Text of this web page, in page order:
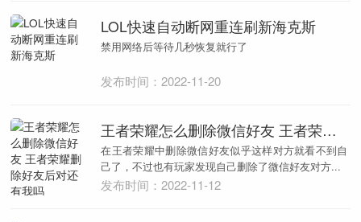
LOL快速自动断网重连刷新海克斯
禁用网络后等待几秒恢复就行了
发布时间：2022-11-20
王者荣耀怎么删除微信好友 王者荣耀删除好友后对还有我吗
在王者荣耀中删除微信好友似乎这样对方就看不到自
己了，不过也有玩家发现自己删除了微信好友对方...
发布时间：2022-11-12